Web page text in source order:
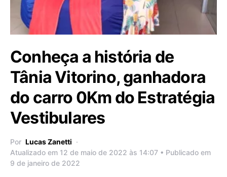
Conheça a história de
Tânia Vitorino, ganhadora
do carro 0Km do Estratégia
Vestibulares
Por Lucas Zanetti
Atualizado em 12 de maio de 2022 às 14:07 • Publicado em
9 de janeiro de 2022